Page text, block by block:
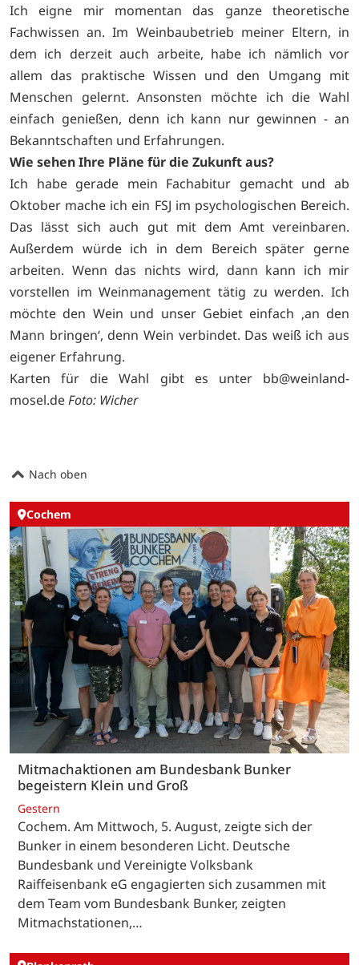
Ich eigne mir momentan das ganze theoretische
Fachwissen an. Im Weinbaubetrieb meiner Eltern, in
dem ich derzeit auch arbeite, habe ich nämlich vor
allem das praktische Wissen und den Umgang mit
Menschen gelernt. Ansonsten möchte ich die Wahl
einfach genießen, denn ich kann nur gewinnen - an
Bekanntschaften und Erfahrungen.
Wie sehen Ihre Pläne für die Zukunft aus?
Ich habe gerade mein Fachabitur gemacht und ab
Oktober mache ich ein FSJ im psychologischen Bereich.
Das lässt sich auch gut mit dem Amt vereinbaren.
Außerdem würde ich in dem Bereich später gerne
arbeiten. Wenn das nichts wird, dann kann ich mir
vorstellen im Weinmanagement tätig zu werden. Ich
möchte den Wein und unser Gebiet einfach ‚an den
Mann bringen‘, denn Wein verbindet. Das weiß ich aus
eigener Erfahrung.
Karten für die Wahl gibt es unter bb@weinland-
mosel.deFoto: Wicher
Nach oben
Cochem
Mitmachaktionen am Bundesbank Bunker
begeistern Klein und Groß
Gestern
Cochem. Am Mittwoch, 5. August, zeigte sich der
Bunker in einem besonderen Licht. Deutsche
Bundesbank und Vereinigte Volksbank
Raiffeisenbank eG engagierten sich zusammen mit
dem Team vom Bundesbank Bunker, zeigten
Mitmachstationen,…